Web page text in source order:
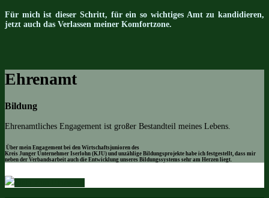
Für mich ist dieser Schritt, für ein so wichtiges Amt zu kandidieren,
jetzt auch das Verlassen meiner Komfortzone.
Ehrenamt
Bildung
Ehrenamtliches Engagement ist großer Bestandteil meines Lebens.
Über mein Engagement bei den Wirtschaftsjunioren des
Kreis Junger Unternehmer Iserlohn (KJU) und unzählige Bildungsprojekte habe ich festgestellt, dass mir
neben der Verbandsarbeit auch die Entwicklung unseres Bildungssystems sehr am Herzen liegt.